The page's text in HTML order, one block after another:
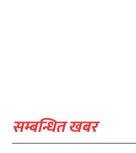
सम्बन्धित खबर